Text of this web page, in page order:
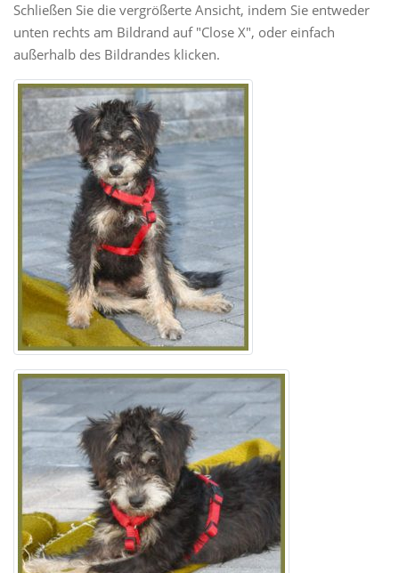
Schließen Sie die vergrößerte Ansicht, indem Sie entweder
unten rechts am Bildrand auf "Close X", oder einfach
außerhalb des Bildrandes klicken.